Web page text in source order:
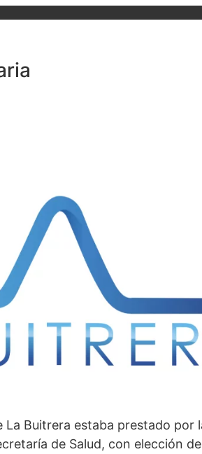
Buitrera estaba prestado por
de Salud, con elección